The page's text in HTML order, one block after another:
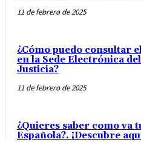
11 de febrero de 2025
¿Cómo puedo consultar
en la Sede Electrónica
Justicia?
11 de febrero de 2025
¿Quieres saber como va
Española?. ¡Descubre